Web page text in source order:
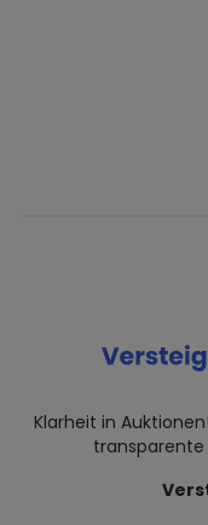
Klarheit in